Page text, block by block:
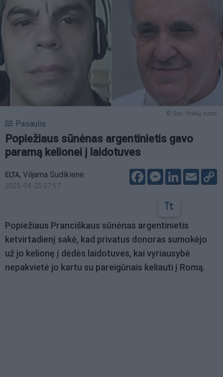
© Soc. tinklų nuotr.
Pasaulis
Popiežiaus sūnėnas argentinietis gavo
paramą kelionei į laidotuves
ELTA, Viljama Sudikienė
2025-04-25 07:57
FacebookMessenger
LinkedIn
Email
Popiežiaus Pranciškaus sūnėnas argentinietis
ketvirtadienį sakė, kad privatus donoras sumokėjo
už jo kelionę į dėdės laidotuves, kai vyriausybė
nepakvietė jo kartu su pareigūnais keliauti į Romą.